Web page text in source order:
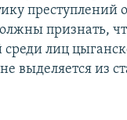
преступлений
признать,
лиц
выделяется из